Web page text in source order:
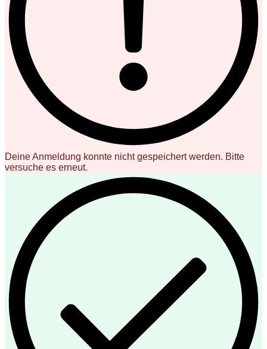
Deine Anmeldung konnte nicht gespeichert werden. Bitte
versuche es erneut.